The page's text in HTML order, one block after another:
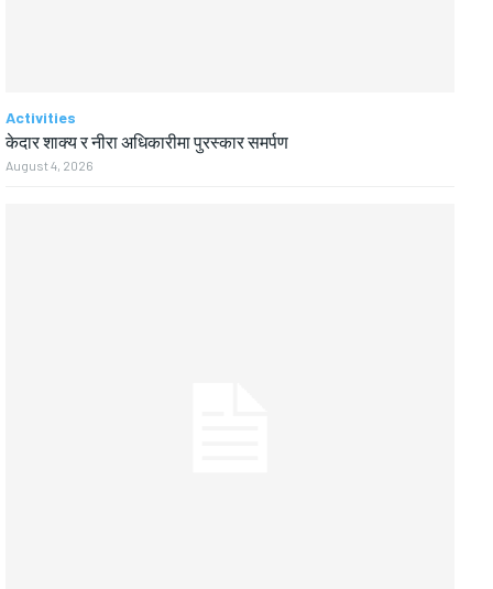
Activities
केदार शाक्य र नीरा अधिकारीमा पुरस्कार समर्पण
August 4, 2026